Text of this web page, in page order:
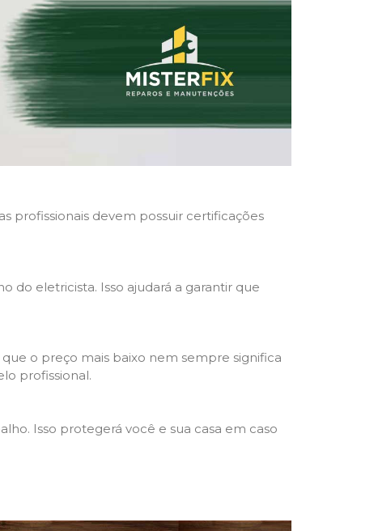
profissionais devem possuir certificações
do eletricista. Isso ajudará a garantir que
o preço mais baixo nem sempre significa
profissional.
Isso protegerá você e sua casa em caso